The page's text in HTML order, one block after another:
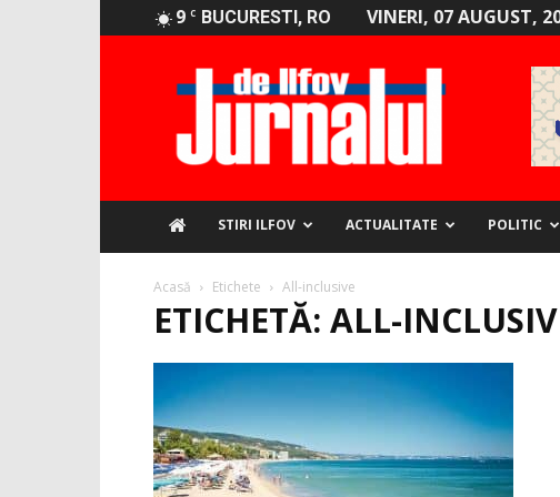
9 C BUCURESTI, RO VINERI, 07 AUGUST,
STIRI ILFOV ACTUALITATE POLITIC
Acasă Etichete All-inclusive
ETICHETĂ: ALL-